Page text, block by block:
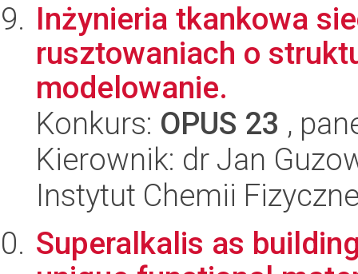
Inżynieria tkankowa
rusztowaniach o
modelowanie.
Konkurs: OPUS 23 ,
Kierownik: dr Jan
Instytut Chemii
Superalkalis as